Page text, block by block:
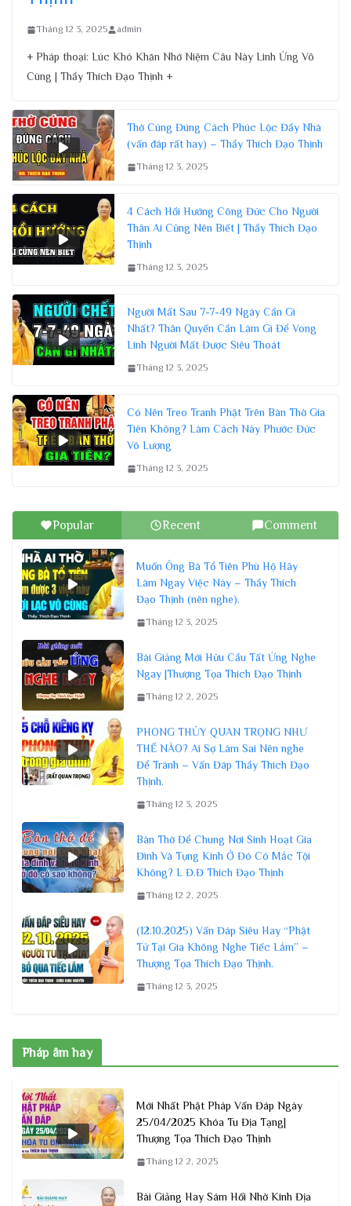
Tháng 12 3, 2025 admin
+ Pháp thoại: Lúc Khó Khăn Nhớ Niệm Câu Này Linh Ứng Vô
Cùng | Thầy Thích Đạo Thịnh +
Thờ Cúng Đúng Cách Phúc Lộc Đầy Nhà
(vấn đáp rất hay) – Thầy Thích Đạo Thịnh
Tháng 12 3, 2025
4 Cách Hồi Hướng Công Đức Cho Người
Thân Ai Cũng Nên Biết | Thầy Thích Đạo
Thịnh
Tháng 12 3, 2025
Người Mất Sau 7-7-49 Ngày Cần Gì
Nhất? Thân Quyến Cần Làm Gì Để Vong
Linh Người Mất Được Siêu Thoát
Tháng 12 3, 2025
Có Nên Treo Tranh Phật Trên Bàn Thờ Gia
Tiên Không? Làm Cách Này Phước Đức
Vô Lượng
Tháng 12 3, 2025
Popular Recent Comment
Muốn Ông Bà Tổ Tiên Phù Hộ Hãy
Làm Ngay Việc Này – Thầy Thích
Đạo Thịnh (nên nghe).
Tháng 12 3, 2025
Bài Giảng Mới Hữu Cầu Tất Ứng Nghe
Ngay |Thượng Tọa Thích Đạo Thịnh
Tháng 12 2, 2025
PHONG THỦY QUAN TRỌNG NHƯ
THẾ NÀO? Ai Sợ Làm Sai Nên nghe
Để Tránh – Vấn Đáp Thầy Thích Đạo
Thịnh.
Tháng 12 3, 2025
Bàn Thờ Để Chung Nơi Sinh Hoạt Gia
Đình Và Tụng Kinh Ở Đó Có Mắc Tội
Không? L Đ.Đ Thích Đạo Thịnh
Tháng 12 2, 2025
(12.10.2025) Vấn Đáp Siêu Hay “Phật
Tử Tại Gia Không Nghe Tiếc Lắm” –
Thượng Tọa Thích Đạo Thịnh.
Tháng 12 3, 2025
Pháp âm hay
Mới Nhất Phật Pháp Vấn Đáp Ngày
25/04/2025 Khóa Tu Địa Tạng|
Thượng Tọa Thích Đạo Thịnh
Tháng 12 2, 2025
Bài Giảng Hay Sám Hối Nhờ Kinh Địa